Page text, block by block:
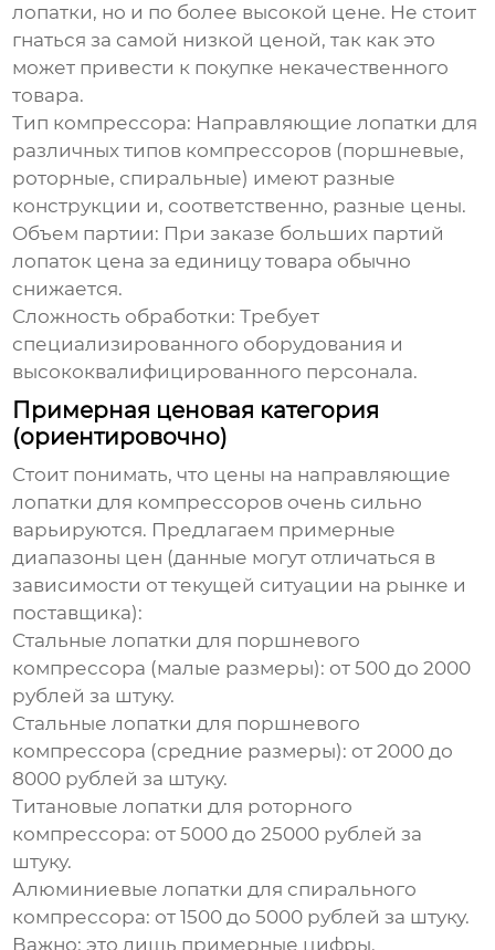
лопатки, но и по более высокой цене. Не стоит
гнаться за самой низкой ценой, так как это
может привести к покупке некачественного
товара.
Тип компрессора: Направляющие лопатки для
различных типов компрессоров (поршневые,
роторные, спиральные) имеют разные
конструкции и, соответственно, разные цены.
Объем партии: При заказе больших партий
лопаток цена за единицу товара обычно
снижается.
Сложность обработки: Требует
специализированного оборудования и
высококвалифицированного персонала.
Примерная ценовая категория
(ориентировочно)
Стоит понимать, что цены на направляющие
лопатки для компрессоров очень сильно
варьируются. Предлагаем примерные
диапазоны цен (данные могут отличаться в
зависимости от текущей ситуации на рынке и
поставщика):
Стальные лопатки для поршневого
компрессора (малые размеры): от 500 до 2000
рублей за штуку.
Стальные лопатки для поршневого
компрессора (средние размеры): от 2000 до
8000 рублей за штуку.
Титановые лопатки для роторного
компрессора: от 5000 до 25000 рублей за
штуку.
Алюминиевые лопатки для спирального
компрессора: от 1500 до 5000 рублей за штуку.
Важно: это лишь примерные цифры.